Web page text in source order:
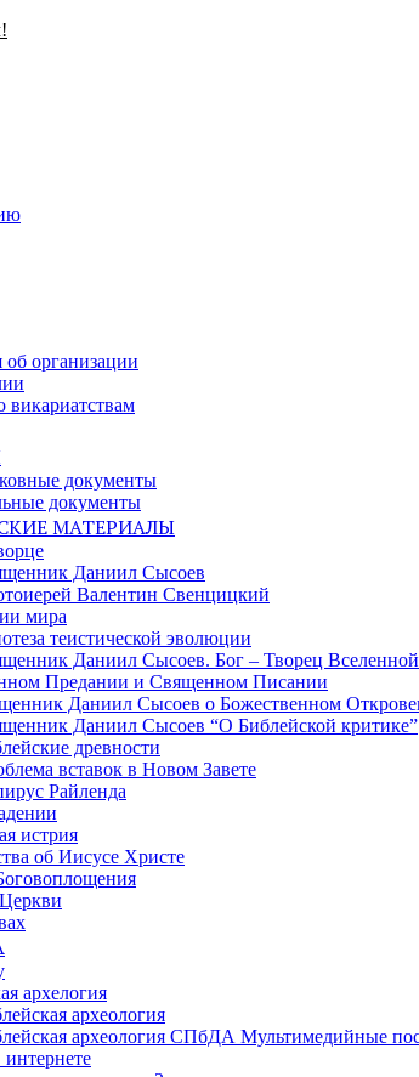
об организации
документы
документы
МАТЕРИАЛЫ
Даниил Сысоев
Валентин Свенцицкий
мира
теистической эволюции
Даниил Сысоев. Бог – Творец
Предании и Священном Писании
Даниил Сысоев о Божественном
Даниил Сысоев “О Библейской критике”
древности
вставок в Новом Завете
Райленда
истрия
об Иисусе Христе
архелогия
археология
археология СПбДА Мультимедийные